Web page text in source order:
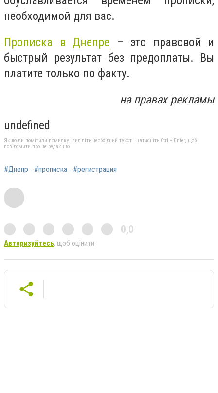
необходимой для вас.
Прописка в Днепре – это правовой и
быстрый результат без предоплаты. Вы
платите только по факту.
на правах рекламы
undefined
Якщо ви помітили помилку, виділіть необхідний текст і натисніть Ctrl + Enter, щоб
повідомити про це редакцію
#Днепр #прописка #регистрация
0,0
Авторизуйтесь, щоб оцінити